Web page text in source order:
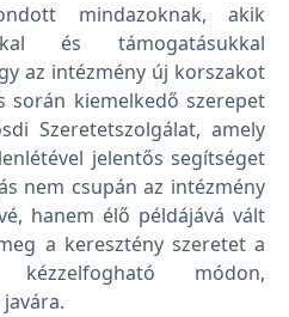
mindazoknak, akik
és támogatásukkal
az intézmény új korszakot
során kiemelkedő szerepet
Szeretetszolgálat, amely
jelentős segítséget
nem csupán az intézmény
hanem élő példájává vált
a keresztény szeretet a
módon,